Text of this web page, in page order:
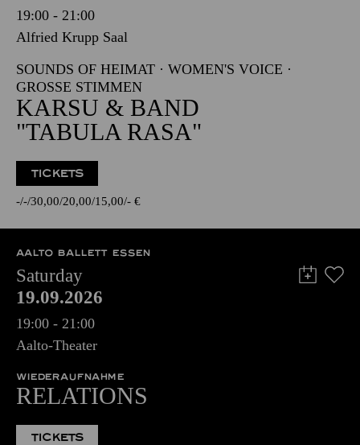
19:00 - 21:00
Alfried Krupp Saal
SOUNDS OF HEIMAT · WOMEN'S VOICE ·
GROSSE STIMMEN
KARSU & BAND
"TABULA RASA"
TICKETS
- - 30,00 20,00 15,00 - €
AALTO BALLETT ESSEN
Saturday
19.09.2026
19:00 - 21:00
Aalto-Theater
WIEDERAUFNAHME
RELATIONS
TICKETS